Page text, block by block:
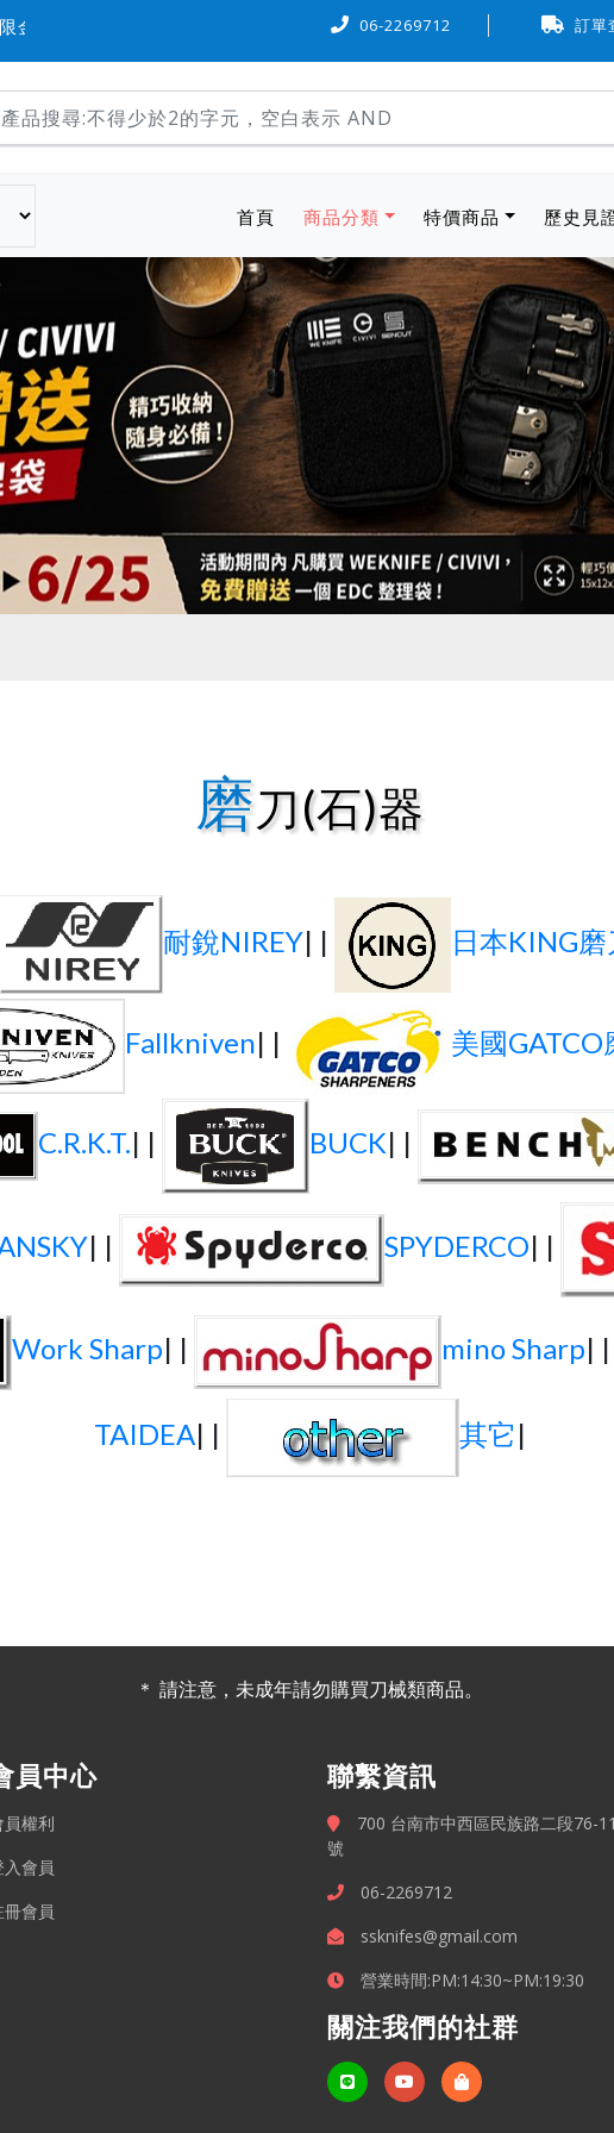
信用卡可『6 期 0 率利』購物，歡迎多加利用。 本站物流方式，
06-2269712 訂單
首頁(current)
商品分類 特價商品 歷史見
磨刀(石)器
耐銳NIREY| | 日本KING磨
Fallkniven| | 美國GATCO
C.R.K.T.| | BUCK| |
| | SPYDERCO| |
Work Sharp| | mino Sharp| |
TAIDEA| | 其它 |
＊ 請注意，未成年請勿購買刀械類商品。
員中心
員權利
入會員
冊會員
聯繫資訊
700 台南市中西區民族路二段76-11
號
06-2269712
ssknifes@gmail.com
營業時間:PM:14:30~PM:19:30
關注我們的社群